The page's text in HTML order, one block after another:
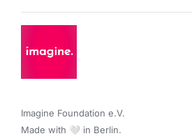
Imagine Foundation e.V.
Made with 🤍 in Berlin.